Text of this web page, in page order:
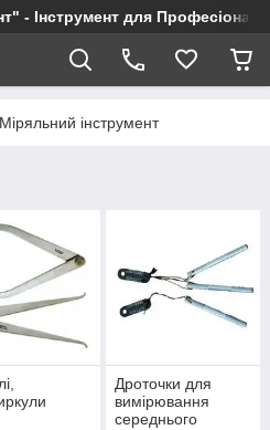
- Інструмент для
Міряльний інструмент
Дроточки для
вимірювання
середнього